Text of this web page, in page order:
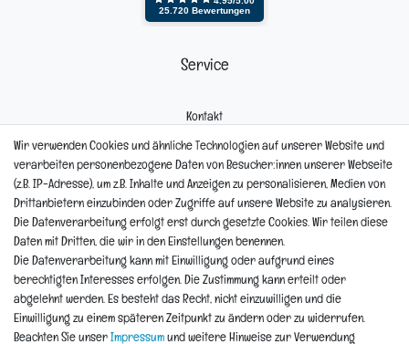
Service
Kontakt
Reklamation
Informationen
Hinweis zur Entsorgung von Altbaterien
*Teil-Widerruf
Wir verwenden Cookies und ähnliche Technologien auf unserer Website und
verarbeiten personenbezogene Daten von Besucher:innen unserer Webseite
(z.B. IP-Adresse), um z.B. Inhalte und Anzeigen zu personalisieren, Medien von
Drittanbietern einzubinden oder Zugriffe auf unsere Website zu analysieren.
Die Datenverarbeitung erfolgt erst durch gesetzte Cookies. Wir teilen diese
Daten mit Dritten, die wir in den Einstellungen benennen.
Die Datenverarbeitung kann mit Einwilligung oder aufgrund eines
berechtigten Interesses erfolgen. Die Zustimmung kann erteilt oder
abgelehnt werden. Es besteht das Recht, nicht einzuwilligen und die
Einwilligung zu einem späteren Zeitpunkt zu ändern oder zu widerrufen.
Beachten Sie unser Impressum und weitere Hinweise zur Verwendung